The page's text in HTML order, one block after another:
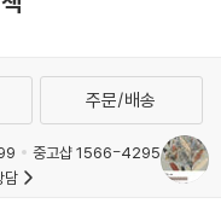
일 수는 없다. 그들이 어느
다른 한쪽의 흔적이 침투
. 데스데모나는 그리스에서
착하고 고향 땅에 대한 관
주문/배송
중고샵 1566-4295
담